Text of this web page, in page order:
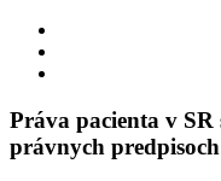
Práva pacienta v
právnych